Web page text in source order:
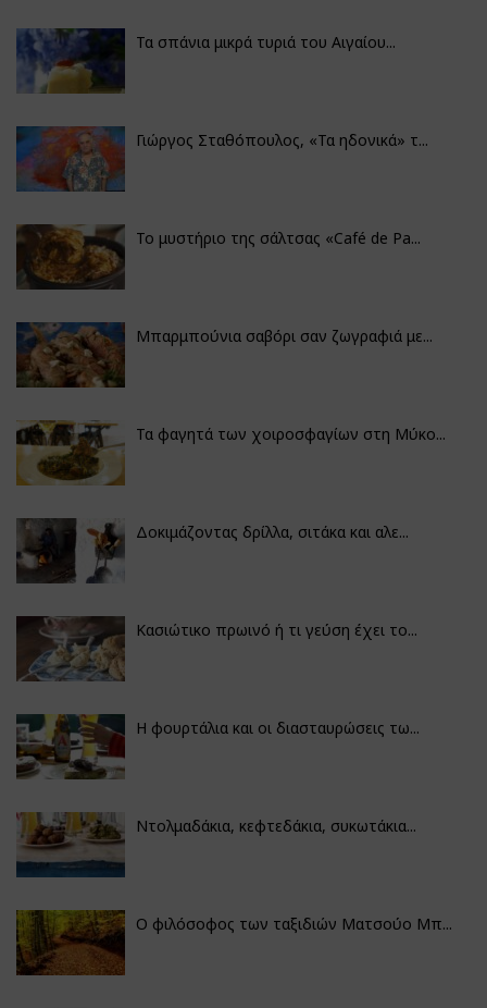
Τα σπάνια μικρά τυριά του Αιγαίου...
Γιώργος Σταθόπουλος, «Τα ηδονικά» τ...
Το μυστήριο της σάλτσας «Café de Pa...
Μπαρμπούνια σαβόρι σαν ζωγραφιά με...
Τα φαγητά των χοιροσφαγίων στη Μύκο...
Δοκιμάζοντας δρίλλα, σιτάκα και αλε...
Κασιώτικο πρωινό ή τι γεύση έχει το...
Η φουρτάλια και οι διασταυρώσεις τω...
Ντολμαδάκια, κεφτεδάκια, συκωτάκια...
Ο φιλόσοφος των ταξιδιών Ματσούο Μπ...